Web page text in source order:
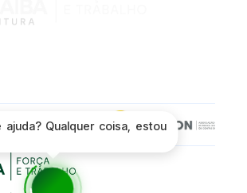
ajuda? Qualquer coisa, estou